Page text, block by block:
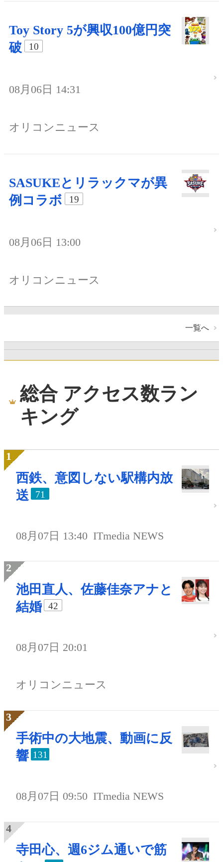
Toy Story 5が興収100億円突
破
10
08月06日 14:31
オリコンニュース
SASUKEとリラックマが異
例コラボ
19
08月06日 13:00
オリコンニュース
一覧へ
総合 アクセス数ラン
キング
西鉄、意図しない駅構内放
送
71
08月07日 13:40 ITmedia NEWS
池田直人、佐藤佳奈アナと
結婚
42
08月07日 20:01
オリコンニュース
手術中の大地震、動画に反
響 131
08月07日 09:50 ITmedia NEWS
寺田心、週6ジム通いで筋